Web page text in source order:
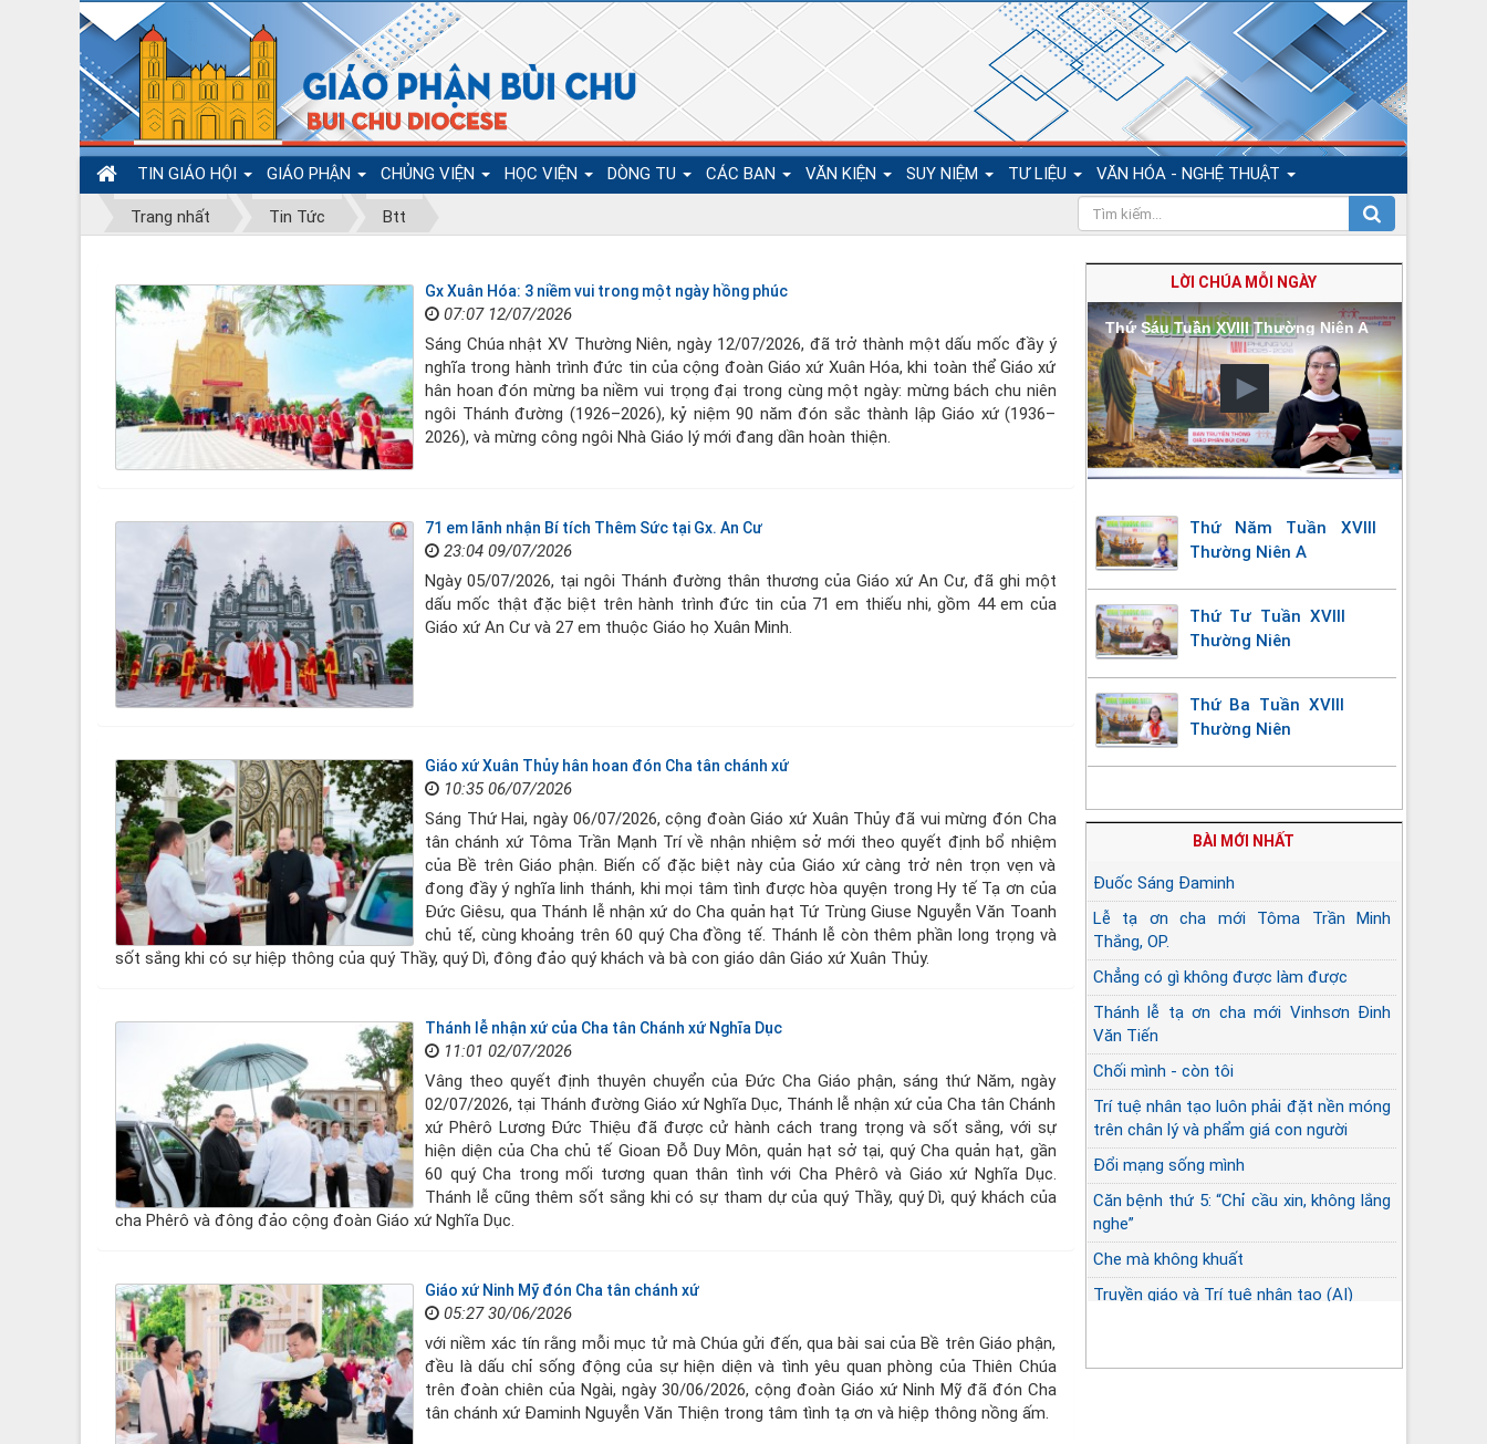
TIN GIÁO HỘI GIÁO PHẬN CHỦNG VIỆN HỌC VIỆN DÒNG TU CÁC BAN VĂN KIỆN SUY NIỆM TƯ LIỆU VĂN HÓA - NGHỆ THUẬT
Trang nhất Tin Tức Btt
Gx Xuân Hóa: 3 niềm vui trong một ngày hồng phúc
07:07 12/07/2026
Sáng Chúa nhật XV Thường Niên, ngày 12/07/2026, đã trở thành một dấu mốc đầy ý
nghĩa trong hành trình đức tin của cộng đoàn Giáo xứ Xuân Hóa, khi toàn thể Giáo xứ
hân hoan đón mừng ba niềm vui trọng đại trong cùng một ngày: mừng bách chu niên
ngôi Thánh đường (1926–2026), kỷ niệm 90 năm đón sắc thành lập Giáo xứ (1936–
2026), và mừng công ngôi Nhà Giáo lý mới đang dần hoàn thiện.
71 em lãnh nhận Bí tích Thêm Sức tại Gx. An Cư
23:04 09/07/2026
Ngày 05/07/2026, tại ngôi Thánh đường thân thương của Giáo xứ An Cư, đã ghi một
dấu mốc thật đặc biệt trên hành trình đức tin của 71 em thiếu nhi, gồm 44 em của
Giáo xứ An Cư và 27 em thuộc Giáo họ Xuân Minh.
Giáo xứ Xuân Thủy hân hoan đón Cha tân chánh xứ
10:35 06/07/2026
Sáng Thứ Hai, ngày 06/07/2026, cộng đoàn Giáo xứ Xuân Thủy đã vui mừng đón Cha
tân chánh xứ Tôma Trần Mạnh Trí về nhận nhiệm sở mới theo quyết định bổ nhiệm
của Bề trên Giáo phận. Biến cố đặc biệt này của Giáo xứ càng trở nên trọn vẹn và
đong đầy ý nghĩa linh thánh, khi mọi tâm tình được hòa quyện trong Hy tế Tạ ơn của
Đức Giêsu, qua Thánh lễ nhận xứ do Cha quản hạt Tứ Trùng Giuse Nguyễn Văn Toanh
chủ tế, cùng khoảng trên 60 quý Cha đồng tế. Thánh lễ còn thêm phần long trọng và
sốt sắng khi có sự hiệp thông của quý Thầy, quý Dì, đông đảo quý khách và bà con giáo dân Giáo xứ Xuân Thủy.
Thánh lễ nhận xứ của Cha tân Chánh xứ Nghĩa Dục
11:01 02/07/2026
Vâng theo quyết định thuyên chuyển của Đức Cha Giáo phận, sáng thứ Năm, ngày
02/07/2026, tại Thánh đường Giáo xứ Nghĩa Dục, Thánh lễ nhận xứ của Cha tân Chánh
xứ Phêrô Lương Đức Thiệu đã được cử hành cách trang trọng và sốt sắng, với sự
hiện diện của Cha chủ tế Gioan Đỗ Duy Môn, quản hạt sở tại, quý Cha quản hạt, gần
60 quý Cha trong mối tương quan thân tình với Cha Phêrô và Giáo xứ Nghĩa Dục.
Thánh lễ cũng thêm sốt sắng khi có sự tham dự của quý Thầy, quý Dì, quý khách của
cha Phêrô và đông đảo cộng đoàn Giáo xứ Nghĩa Dục.
Giáo xứ Ninh Mỹ đón Cha tân chánh xứ
05:27 30/06/2026
với niềm xác tín rằng mỗi mục tử mà Chúa gửi đến, qua bài sai của Bề trên Giáo phận,
đều là dấu chỉ sống động của sự hiện diện và tình yêu quan phòng của Thiên Chúa
trên đoàn chiên của Ngài, ngày 30/06/2026, cộng đoàn Giáo xứ Ninh Mỹ đã đón Cha
tân chánh xứ Đaminh Nguyễn Văn Thiện trong tâm tình tạ ơn và hiệp thông nồng ấm.
LỜI CHÚA MỖI NGÀY
Thứ Sáu Tuần XVIII Thường Niên A
Thứ Năm Tuần XVIII
Thường Niên A
Thứ Tư Tuần XVIII
Thường Niên
Thứ Ba Tuần XVIII
Thường Niên
BÀI MỚI NHẤT
Đuốc Sáng Đaminh
Lễ tạ ơn cha mới Tôma Trần Minh
Thắng, OP.
Chẳng có gì không được làm được
Thánh lễ tạ ơn cha mới Vinhsơn Đinh
Văn Tiến
Chối mình - còn tôi
Trí tuệ nhân tạo luôn phải đặt nền móng
trên chân lý và phẩm giá con người
Đổi mạng sống mình
Căn bệnh thứ 5: “Chỉ cầu xin, không lắng
nghe”
Che mà không khuất
Truyền giáo và Trí tuệ nhân tạo (AI)